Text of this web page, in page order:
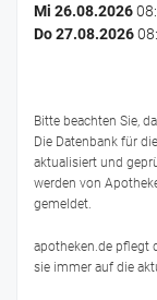
Mi 26.08.2026
Do 27.08.2026
Bitte beachten Sie,
Die Datenbank für
aktualisiert und
werden von
gemeldet.
apotheken.de pflegt
sie immer auf die